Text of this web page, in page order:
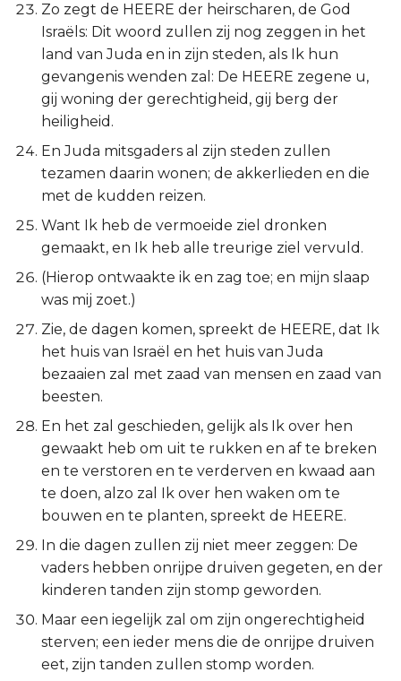
Zo zegt de HEERE der heirscharen, de God
Israëls: Dit woord zullen zij nog zeggen in het
land van Juda en in zijn steden, als Ik hun
gevangenis wenden zal: De HEERE zegene u,
gij woning der gerechtigheid, gij berg der
heiligheid.
En Juda mitsgaders al zijn steden zullen
tezamen daarin wonen; de akkerlieden en die
met de kudden reizen.
Want Ik heb de vermoeide ziel dronken
gemaakt, en Ik heb alle treurige ziel vervuld.
(Hierop ontwaakte ik en zag toe; en mijn slaap
was mij zoet.)
Zie, de dagen komen, spreekt de HEERE, dat Ik
het huis van Israël en het huis van Juda
bezaaien zal met zaad van mensen en zaad van
beesten.
En het zal geschieden, gelijk als Ik over hen
gewaakt heb om uit te rukken en af te breken
en te verstoren en te verderven en kwaad aan
te doen, alzo zal Ik over hen waken om te
bouwen en te planten, spreekt de HEERE.
In die dagen zullen zij niet meer zeggen: De
vaders hebben onrijpe druiven gegeten, en der
kinderen tanden zijn stomp geworden.
Maar een iegelijk zal om zijn ongerechtigheid
sterven; een ieder mens die de onrijpe druiven
eet, zijn tanden zullen stomp worden.